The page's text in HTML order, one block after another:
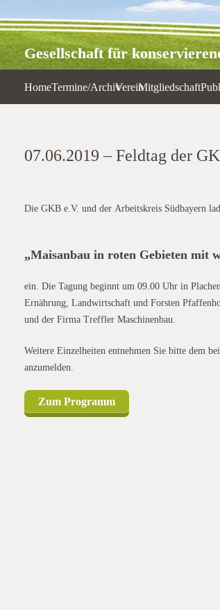
Gesellschaft für
HomeTermine/ArchivVereinMitgliedschaft
07.06.2019 – Feldtag der
Die GKB e.V. und der Arbeitskreis Südbayern
„Maisanbau in roten Gebieten mit
ein. Die Tagung beginnt um 09.00 Uhr in
Ernährung, Landwirtschaft und Forsten
und der Firma Treffler Maschinenbau.
Weitere Einzelheiten entnehmen Sie bitte dem
anzumelden.
Zum Programm